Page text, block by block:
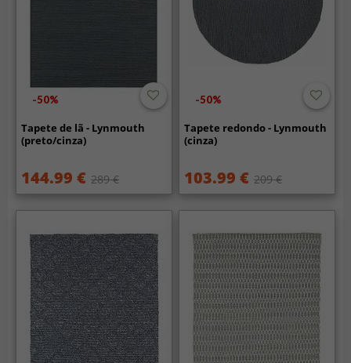
-50%
Tapete de lã - Lynmouth
(preto/cinza)
144.99 € 289 €
-50%
Tapete redondo - Lynmouth
(cinza)
103.99 € 209 €